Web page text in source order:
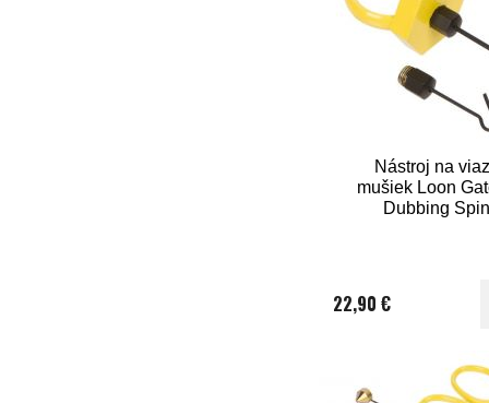
Nástroj na
mušiek Loon
Dubbing
22,90 €